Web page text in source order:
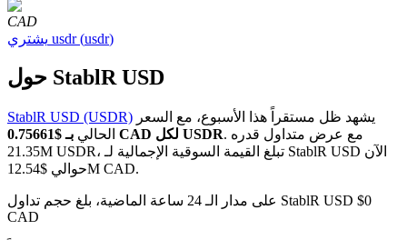
العقود الآجلة لـ COIN-M
العقود الآجلة للعملات المشفرة
CAD
يشتري usdr(usdr)
حول StablR USD
StablR USD (USDR)
الحالي
بـ $0.75661 CAD لكل USDR. مع عرض متداول قدره
21.35M USDR، تبلغ القيمة السوقية الإجمالية لـ StablR USD الآن
حوالي $12.54M CAD.
على مدار الـ 24 ساعة الماضية، بلغ حجم تداول StablR USD $0
CAD